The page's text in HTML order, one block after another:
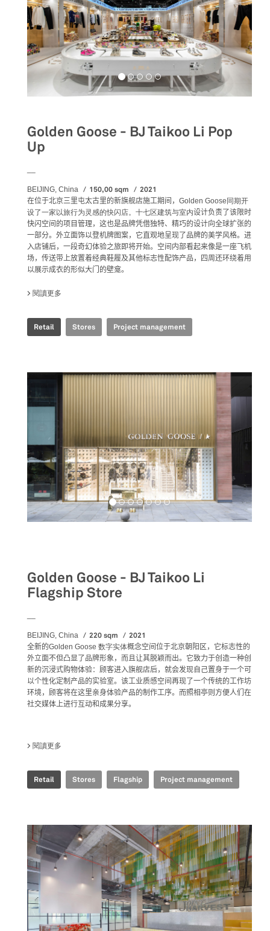
Golden Goose - BJ Taikoo Li Pop
Up
BEIJING, China 150,00 sqm 2021
在位于北京三里屯太古里的新旗舰店施工期间， Golden Goose同期开
设了一家以旅行为灵感的快闪店。十七区建筑与室内设计负责了该限时
快闪空间的项目管理， 这也是品牌凭借独特、精巧的设计向全球扩张的
一部分。外立面饰以登机牌图案，它直观地呈现了品牌的美学风格。进
入店铺后，一段奇幻体验之旅即将开始。空间内部看起来像是一座飞机
场，传送带上放置着经典鞋履及其他标志性配饰产品，四周还环绕着用
以展示成衣的形似大门的壁龛。
閱讀更多
Retail Stores Project management
Golden Goose - BJ Taikoo Li
Flagship Store
BEIJING, China 220 sqm 2021
全新的Golden Goose 数字实体概念空间位于北京朝阳区，它标志性的
外立面不但凸显了品牌形象，而且让其脱颖而出。它致力于创造一种创
新的沉浸式购物体验：顾客进入旗舰店后，就会发现自己置身于一个可
以个性化定制产品的实验室。该工业质感空间再现了一个传统的工作坊
环境，顾客将在这里亲身体验产品的制作工序。而照相亭则方便人们在
社交媒体上进行互动和成果分享。
閱讀更多
Retail Stores Flagship Project management